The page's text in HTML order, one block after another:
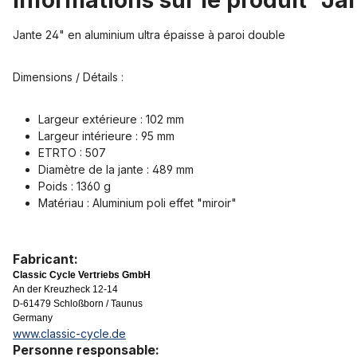
Jante 24" en aluminium ultra épaisse à paroi double
Dimensions / Détails :
Largeur extérieure : 102 mm
Largeur intérieure : 95 mm
ETRTO : 507
Diamètre de la jante : 489 mm
Poids : 1360 g
Matériau : Aluminium poli effet "miroir"
Fabricant:
Classic Cycle Vertriebs GmbH
An der Kreuzheck 12-14
D-61479 Schloßborn / Taunus
Germany
www.classic-cycle.de
Personne responsable: